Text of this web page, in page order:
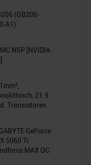
(GB206-
A1)
N5P [NVIDIA
21.9
Transistoren
GeForce
5060 Ti
MAX OC